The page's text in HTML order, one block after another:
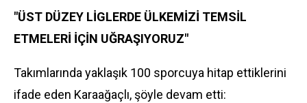
"ÜST DÜZEY LİGLERDE ÜLKEMİZİ TEMSİL
ETMELERİ İÇİN UĞRAŞIYORUZ"
Takımlarında yaklaşık 100 sporcuya hitap ettiklerini
ifade eden Karaağaçlı, şöyle devam etti: